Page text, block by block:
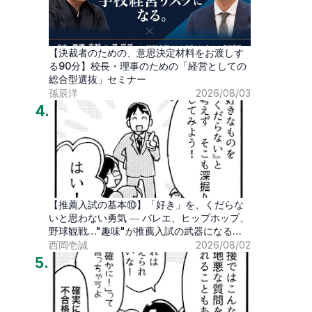
【決裁者のための、意思決定材料をお渡しす
る90分】校長・理事のための「経営としての
総合型選抜」セミナー
孫辰洋
2026/08/03
4.
【推薦入試の基本⑩】「好き」を、くだらな
いと思わない勇気 ― バレエ、ヒップホップ、
野球観戦…"趣味"が推薦入試の武器になる時
代
西岡壱誠 2026/08/02
5.